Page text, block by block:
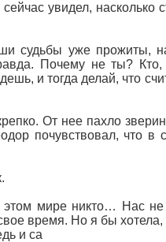
увидел, насколько
судьбы уже прожиты,
Почему не ты?
и тогда делай, что
От нее пахло
почувствовал, что в
мире никто… Нас не
время. Но я бы хотела,
и са